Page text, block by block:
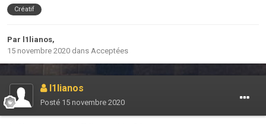
Créatif
Par l1lianos,
15 novembre 2020 dans Acceptées
l1lianos
Posté 15 novembre 2020